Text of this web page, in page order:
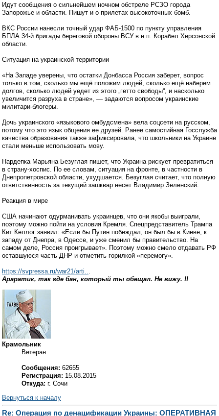
Идут сообщения о сильнейшем ночном обстреле РСЗО города
Запорожье и области. Пишут и о прилетах высокоточных бомб.
ВКС России нанесли точный удар ФАБ-1500 по пункту управления
БПЛА 34-й бригады береговой обороны ВСУ в н.п. Корабел Херсонской
области.
Ситуация на украинской территории
«На Западе уверены, что остатки Донбасса Россия заберет, вопрос
только в том, сколько мы ещё положим людей, сколько ещё наберем
долгов, сколько людей уедет из этого „гетто свободы“, и насколько
увеличится разруха в стране», — задаются вопросом украинские
милитари-блогеры.
Дочь украинского «языкового омбудсмена» вела соцсети на русском,
потому что это язык общения ее друзей. Ранее самостийная Госслужба
качества образования также зафиксировала, что школьники на Украине
стали меньше использовать мову.
Нардепка Марьяна Безуглая пишет, что Украина рискует превратиться
в страну-хоспис. По ее словам, ситуация на фронте, в частности в
Днепропетровской области, ухудшается. Безуглая считает, что полную
ответственность за текущий зашквар несет Владимир Зеленский.
Реакция в мире
США начинают одурманивать украинцев, что они якобы выиграли,
поэтому можно пойти на условия Кремля. Спецпредставитель Трампа
Кит Келлог заявил: «Если бы Путин побеждал, он был бы в Киеве, к
западу от Днепра, в Одессе, и уже сменил бы правительство. На
самом деле, Россия проигрывает». Поэтому можно смело отдавать РФ
оставшуюся часть ДНР и отметить горилкой «перемогу».
https://svpressa.ru/war21/arti..
Араратик, так где бан, который ты обещал. Не вижу. !!
Крамольник
Ветеран
Сообщения: 62655
Регистрация: 15.08.2015
Откуда: г. Сочи
Вернуться к началу
Re: Операция по денацификации Украины: ОПЕРАТИВНАЯ